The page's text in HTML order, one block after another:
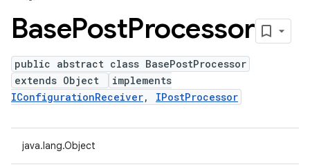
BasePostProcessor
public abstract class BasePostProcessor
extends Object
implements
IConfigurationReceiver, IPostProcessor
java.lang.Object